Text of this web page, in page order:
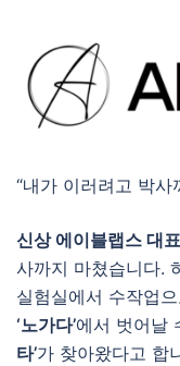
“내가 이러려고 박사
신상 에이블랩스 대표
사까지 마쳤습니다.
실험실에서 수작업
‘노가다’에서 벗어날
타’가 찾아왔다고 합